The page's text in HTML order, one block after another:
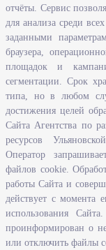
Ульяновской области
Информация
Законодательство
Льготы
Иностранная рабочая
Информация об
Подпрограмма
Ульяновскую область
Рейтинг
Открытые данные
отчёты. Сервис
для анализа среди
заданными
браузера,
площадок и
сегментации. Срок
типа, но в любом
достижения целей
Сайта Агентства по
ресурсов
Оператор
файлов cookie.
работы Сайта и
действует с момента
использования
проинформирован о
или отключить файлы